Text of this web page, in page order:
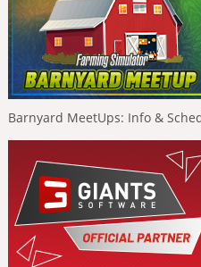
Barnyard MeetUps: Info &